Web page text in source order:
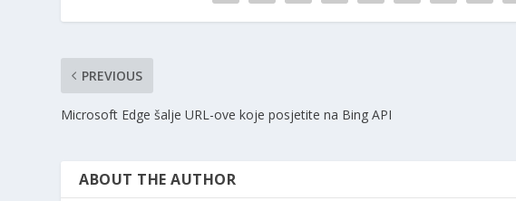
PREVIOUS
Microsoft Edge šalje URL-ove koje posjetite na Bing API
ABOUT THE AUTHOR